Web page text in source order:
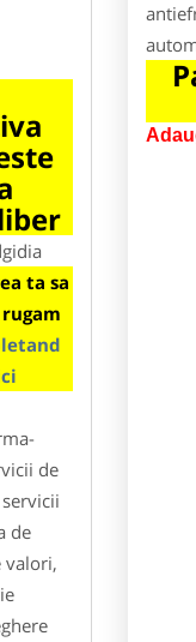
ta sa
de
de
valori,